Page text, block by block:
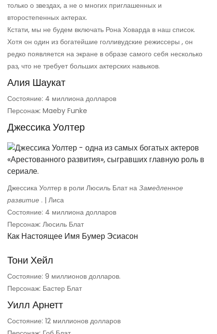
только о звездах, а не о многих приглашенных и
второстепенных актерах.
Кстати, мы не будем включать Рона Ховарда в наш список.
Хотя он один из богатейшие голливудские режиссеры , он
редко появляется на экране в образе самого себя несколько
раз, что не требует больших актерских навыков.
Алия Шаукат
Состояние: 4 миллиона долларов
Персонаж: Maeby Funke
Джессика Уолтер
Джессика Уолтер в роли Люсиль Блат на Замедленное
развитие . | Лиса
Состояние: 4 миллиона долларов
Персонаж: Люсиль Блат
Как Настоящее Имя Бумер Эсиасон
Тони Хейл
Состояние: 9 миллионов долларов.
Персонаж: Бастер Блат
Уилл Арнетт
Состояние: 12 миллионов долларов